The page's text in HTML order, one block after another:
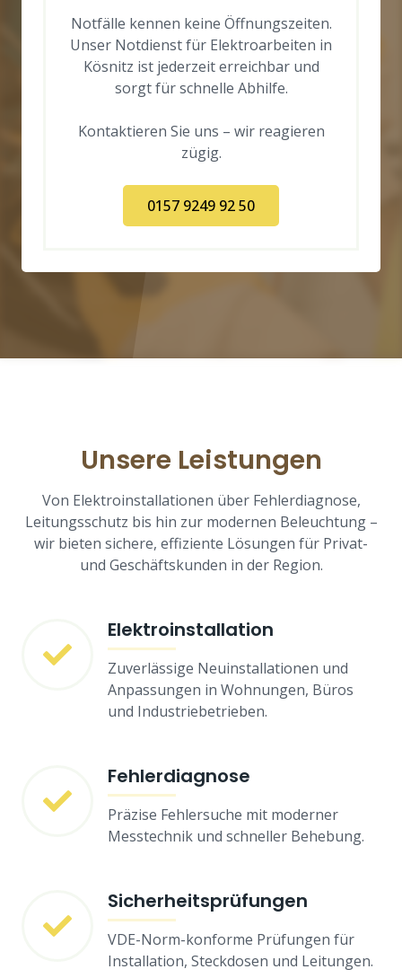
Notfälle kennen keine Öffnungszeiten.
Unser Notdienst für Elektroarbeiten in
Kösnitz ist jederzeit erreichbar und
sorgt für schnelle Abhilfe.
Kontaktieren Sie uns – wir reagieren
zügig.
0157 9249 92 50
Unsere Leistungen
Von Elektroinstallationen über Fehlerdiagnose,
Leitungsschutz bis hin zur modernen Beleuchtung –
wir bieten sichere, effiziente Lösungen für Privat-
und Geschäftskunden in der Region.
Elektroinstallation
Zuverlässige Neuinstallationen und
Anpassungen in Wohnungen, Büros
und Industriebetrieben.
Fehlerdiagnose
Präzise Fehlersuche mit moderner
Messtechnik und schneller Behebung.
Sicherheitsprüfungen
VDE-Norm-konforme Prüfungen für
Installation, Steckdosen und Leitungen.